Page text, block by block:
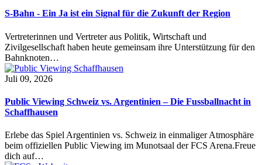
S-Bahn - Ein Ja ist ein Signal für die Zukunft der Region
Vertreterinnen und Vertreter aus Politik, Wirtschaft und
Zivilgesellschaft haben heute gemeinsam ihre Unterstützung für den
Bahnknoten…
Juli 09, 2026
Public Viewing Schweiz vs. Argentinien – Die Fussballnacht in
Schaffhausen
Erlebe das Spiel Argentinien vs. Schweiz in einmaliger Atmosphäre
beim offiziellen Public Viewing im Munotsaal der FCS Arena.Freue
dich auf…